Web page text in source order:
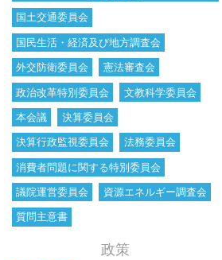
国土交通委員会
国民生活・経済及び地方調査会
外交防衛委員会
憲法審査会
政治改革特別委員会
文教科学委員会
本会議
決算委員会
決算行政監視委員会
法務委員会
消費者問題に関する特別委員会
議院運営委員会
資源エネルギー調査会
質問主意書
政策